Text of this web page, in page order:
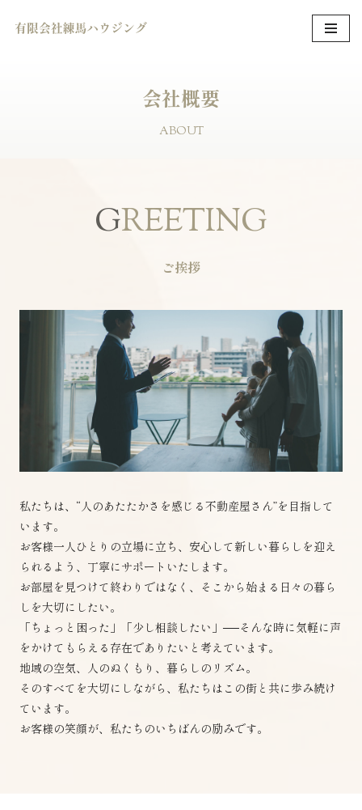
会社概要
ABOUT
GREETING
ご挨拶
私たちは、“人のあたたかさを感じる不動産屋さん”を目指して
います。
お客様一人ひとりの立場に立ち、安心して新しい暮らしを迎え
られるよう、丁寧にサポートいたします。
お部屋を見つけて終わりではなく、そこから始まる日々の暮ら
しを大切にしたい。
「ちょっと困った」「少し相談したい」──そんな時に気軽に声
をかけてもらえる存在でありたいと考えています。
地域の空気、人のぬくもり、暮らしのリズム。
そのすべてを大切にしながら、私たちはこの街と共に歩み続け
ています。
お客様の笑顔が、私たちのいちばんの励みです。